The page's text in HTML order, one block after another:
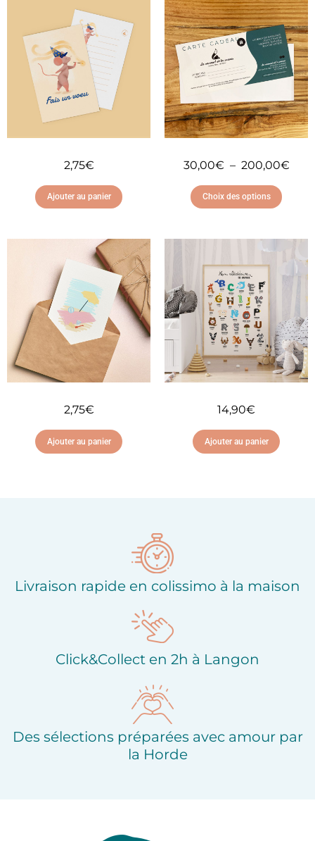
2,75€
Ajouter au panier
Ajouter à ma liste
d'envies
30,00€ – 200,00€
Choix des options
Ajouter à ma liste
d'envies
2,75€
Ajouter au panier
14,90€
Ajouter au panier
Livraison rapide en colissimo à la maison
Click&Collect en 2h à Langon
Des sélections préparées avec amour par
la Horde